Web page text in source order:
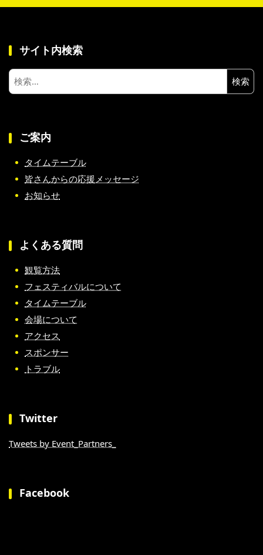
サイト内検索
検
索:
ご案内
タイムテーブル
皆さんからの応援メッセージ
お知らせ
よくある質問
観覧方法
フェスティバルについて
タイムテーブル
会場について
アクセス
スポンサー
トラブル
Twitter
Tweets by Event_Partners_
Facebook